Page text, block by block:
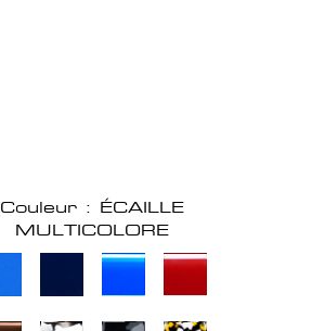
Couleur : ÉCAILLE
MULTICOLORE